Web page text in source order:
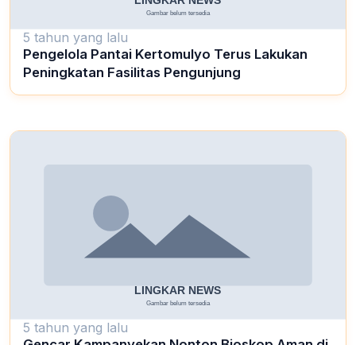
5 tahun yang lalu
Pengelola Pantai Kertomulyo Terus Lakukan
Peningkatan Fasilitas Pengunjung
5 tahun yang lalu